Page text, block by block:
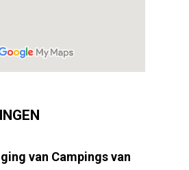
van Campings van